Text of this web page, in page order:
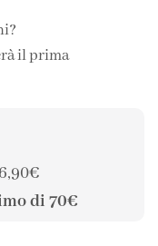
il prima
di 70€